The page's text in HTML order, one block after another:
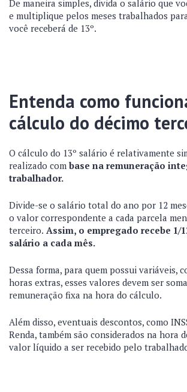
De maneira simples, divida o salário que
e multiplique pelos meses trabalhados
você receberá de 13º.
Entenda como
cálculo do décimo
O cálculo do 13º salário é relativamente
realizado com base na remuneração
trabalhador.
Divide-se o salário total do ano por 12
o valor correspondente a cada parcela
terceiro. Assim, o empregado recebe 1/
salário a cada mês.
Dessa forma, para quem possui variáveis,
horas extras, esses valores devem ser
remuneração fixa na hora do cálculo.
Além disso, eventuais descontos, como
Renda, também são considerados na hora
valor líquido a ser recebido pelo